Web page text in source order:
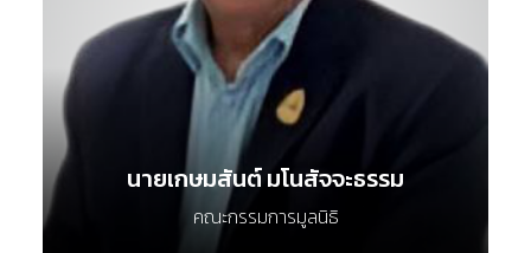
นายเกษมสันต์ มโนสัจจะธรรม
คณะกรรมการมูลนิธิ